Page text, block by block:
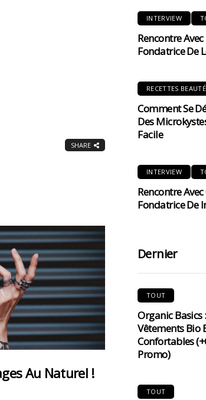
SHARE
Au Naturel !
INTERVIEW
Rencontre
Fondatrice De
RECETTES BEAUTÉ
Comment Se
Des
Facile
INTERVIEW
Rencontre
Fondatrice De
Dernier
TOUT
Organic Basics
Vêtements Bio
Confortables
Promo)
TOUT